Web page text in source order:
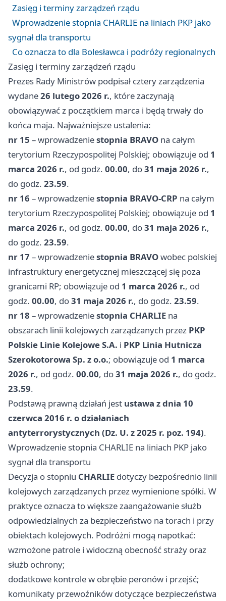
Zasięg i terminy zarządzeń rządu
Wprowadzenie stopnia CHARLIE na liniach PKP jako
sygnał dla transportu
Co oznacza to dla Bolesławca i podróży regionalnych
Zasięg i terminy zarządzeń rządu
Prezes Rady Ministrów podpisał cztery zarządzenia
wydane26 lutego 2026 r., które zaczynają
obowiązywać z początkiem marca i będą trwały do
końca maja. Najważniejsze ustalenia:
nr 15 – wprowadzeniestopnia BRAVO na całym
terytorium Rzeczypospolitej Polskiej; obowiązuje od 1
marca 2026 r., od godz. 00.00, do31 maja 2026 r.,
do godz. 23.59.
nr 16 – wprowadzeniestopnia BRAVO-CRP na całym
terytorium Rzeczypospolitej Polskiej; obowiązuje od 1
marca 2026 r., od godz. 00.00, do31 maja 2026 r.,
do godz. 23.59.
nr 17 – wprowadzeniestopnia BRAVOwobec polskiej
infrastruktury energetycznej mieszczącej się poza
granicami RP; obowiązuje od 1 marca 2026 r., od
godz. 00.00, do31 maja 2026 r., do godz. 23.59.
nr 18 – wprowadzeniestopnia CHARLIE na
obszarach linii kolejowych zarządzanych przez PKP
Polskie Linie Kolejowe S.A. i PKP Linia Hutnicza
Szerokotorowa Sp. z o.o.; obowiązuje od 1 marca
2026 r., od godz. 00.00, do31 maja 2026 r., do godz.
23.59.
Podstawą prawną działań jest ustawa z dnia 10
czerwca 2016 r. o działaniach
antyterrorystycznych (Dz. U. z 2025 r. poz. 194).
Wprowadzenie stopnia CHARLIE na liniach PKP jako
sygnał dla transportu
Decyzja o stopniu CHARLIE dotyczy bezpośrednio linii
kolejowych zarządzanych przez wymienione spółki. W
praktyce oznacza to większe zaangażowanie służb
odpowiedzialnych za bezpieczeństwo na torach i przy
obiektach kolejowych. Podróżni mogą napotkać:
wzmożone patrole i widoczną obecność straży oraz
służb ochrony;
dodatkowe kontrole w obrębie peronów i przejść;
komunikaty przewoźników dotyczące bezpieczeństwa